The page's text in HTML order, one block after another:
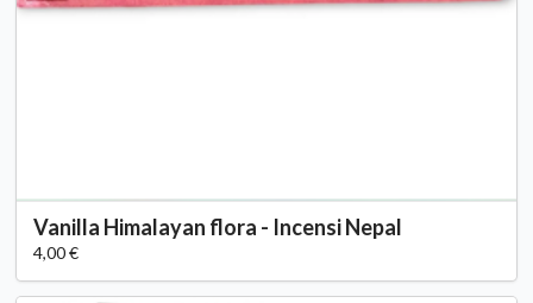
Vanilla Himalayan flora - Incensi Nepal
4,00 €